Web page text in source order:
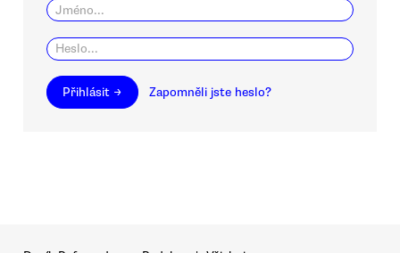
Přihlásit → Zapomněli jste heslo?